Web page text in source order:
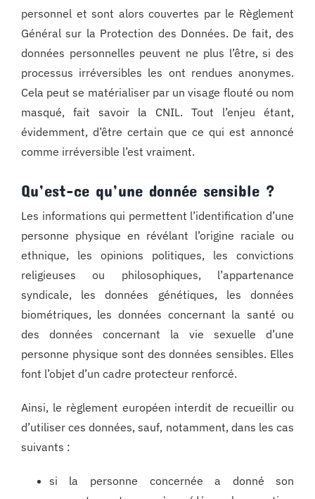
personnel et sont alors couvertes par le Règlement
Général sur la Protection des Données. De fait, des
données personnelles peuvent ne plus l’être, si des
processus irréversibles les ont rendues anonymes.
Cela peut se matérialiser par un visage flouté ou nom
masqué, fait savoir la CNIL. Tout l’enjeu étant,
évidemment, d’être certain que ce qui est annoncé
comme irréversible l’est vraiment.
Qu’est-ce qu’une donnée sensible ?
Les informations qui permettent l’identification d’une
personne physique en révélant l’origine raciale ou
ethnique, les opinions politiques, les convictions
religieuses ou philosophiques, l’appartenance
syndicale, les données génétiques, les données
biométriques, les données concernant la santé ou
des données concernant la vie sexuelle d’une
personne physique sont des données sensibles. Elles
font l’objet d’un cadre protecteur renforcé.
Ainsi, le règlement européen interdit de recueillir ou
d’utiliser ces données, sauf, notamment, dans les cas
suivants :
si la personne concernée a donné son